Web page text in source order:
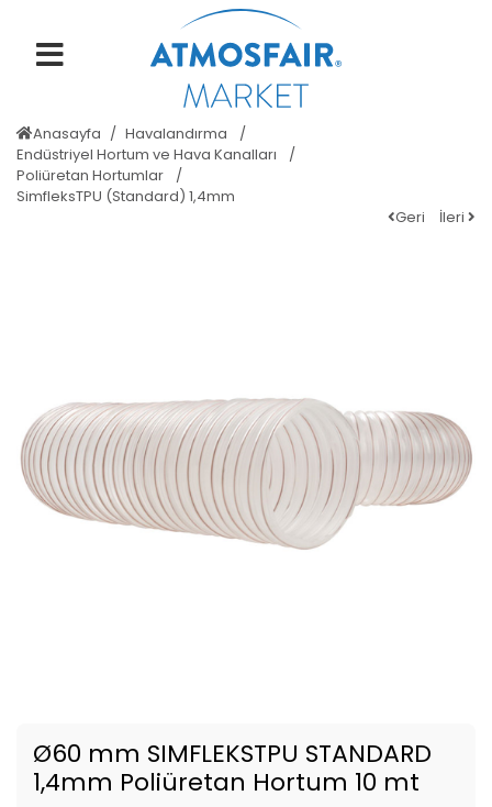
Anasayfa
Havalandırma
Endüstriyel Hortum ve Hava Kanalları
Poliüretan Hortumlar
SimfleksTPU (Standard) 1,4mm
Geri
İleri
Ø60 mm SIMFLEKSTPU STANDARD
1,4mm Poliüretan Hortum 10 mt